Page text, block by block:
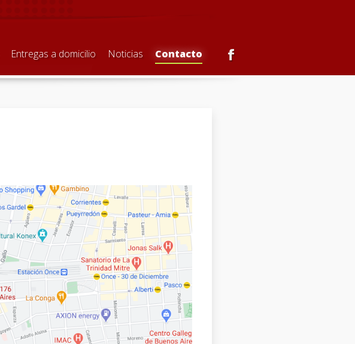
Entregas a domicilio Noticias Contacto